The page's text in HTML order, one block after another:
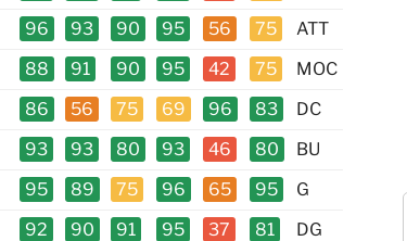
96 93 90 95 56 75
ATT
88 91 90 95 42 75
MOC
86 56 75 69 96 83
DC
93 93 80 93 46 80
BU
95 89 75 96 65 95
G
92 90 91 95 37 81
DG